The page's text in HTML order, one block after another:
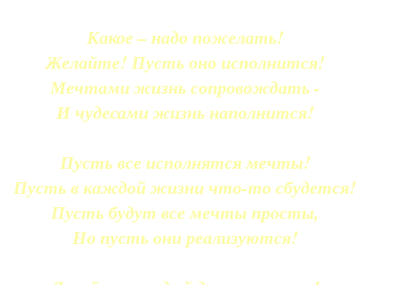
Какое – надо пожелать!
Желайте! Пусть оно исполнится!
Мечтами жизнь сопровождать -
И чудесами жизнь наполнится!
Пусть все исполнятся мечты!
Пусть в каждой жизни что-то сбудется!
Пусть будут все мечты просты,
Но пусть они реализуются!